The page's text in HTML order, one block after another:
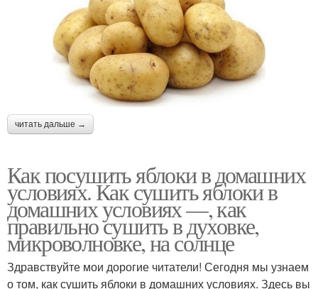
читать дальше →
Как посушить яблоки в домашних
условиях. Как сушить яблоки в
домашних условиях —, как
правильно сушить в духовке,
микроволновке, на солнце
Здравствуйте мои дорогие читатели! Сегодня мы узнаем
о том, как сушить яблоки в домашних условиях. Здесь вы